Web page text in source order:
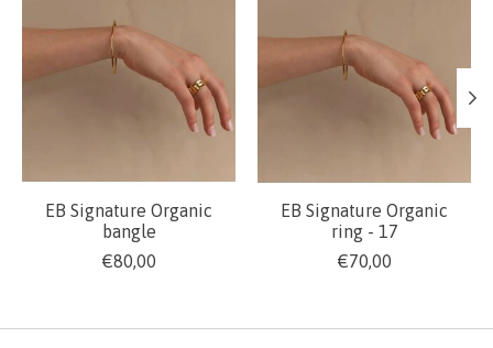
EB Signature Organic
bangle
€80,00
EB Signature Organic
ring - 17
€70,00